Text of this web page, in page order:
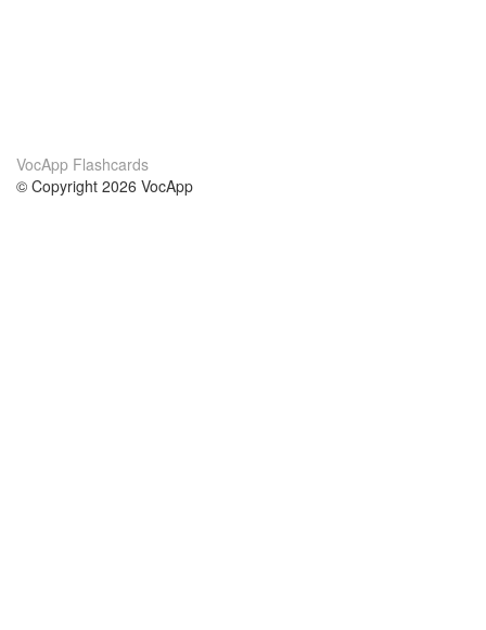
VocApp Flashcards
© Copyright 2026 VocApp